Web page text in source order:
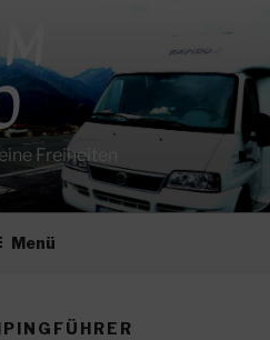
Freiheiten
Menü